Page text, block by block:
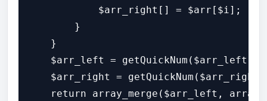
            $arr_right[] = $arr[$i];
        }
    }
    $arr_left = getQuickNum($arr_left);
$arr_right =
return array_merge($arr_left,